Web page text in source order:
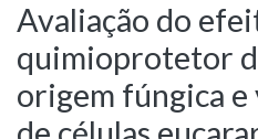
Estatísticas
Avaliação do
quimioprotetor
origem fúngica